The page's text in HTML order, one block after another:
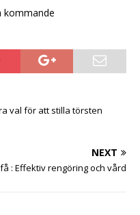
kommande
val för att stilla törsten
NEXT
: Effektiv rengöring och vård